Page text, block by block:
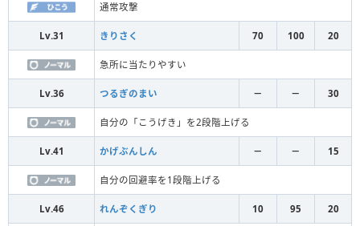
通常攻撃
Lv.31 きりさく 70 100 20
急所に当たりやすい
Lv.36 つるぎのまい － － 30
自分の「こうげき」を2段階上げる
Lv.41 かげぶんしん － － 15
自分の回避率を1段階上げる
Lv.46 れんぞくぎり 10 95 20